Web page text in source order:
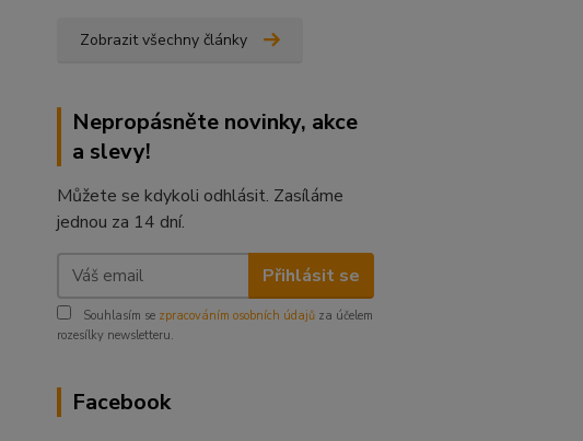
Zobrazit všechny články
Nepropásněte novinky, akce
a slevy!
Můžete se kdykoli odhlásit. Zasíláme
jednou za 14 dní.
Přihlásit se
Souhlasím se zpracováním osobních údajů za účelem
rozesílky newsletteru.
Facebook